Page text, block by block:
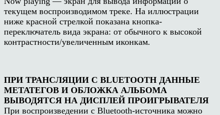
текущем воспроизводимом треке. На иллюстрации
ниже красной стрелкой показана кнопка-
переключатель вида экрана: от обычного к высокой
контрастности/увеличенным иконкам.
ПРИ ТРАНСЛЯЦИИ С BLUETOOTH ДАННЫЕ
МЕТАТЕГОВ И ОБЛОЖКА АЛЬБОМА
ВЫВОДЯТСЯ НА ДИСПЛЕЙ ПРОИГРЫВАТЕЛЯ
При воспроизведении с Bluetooth-источника можно